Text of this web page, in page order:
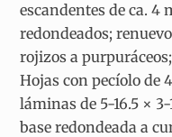
escandentes de ca. 4
redondeados;
rojizos a
Hojas con pecíolo de
láminas de 5-16.5 ×
base redondeada a